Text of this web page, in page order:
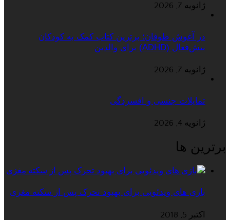
ژانویه 7, 2026
در آغوش طوفان؛ برترین کتاب کمک به کودکان
بیش‌فعال (ADHD) برای والدین
ژانویه 7, 2026
تمایلات جنسی و افسردگی
ژانویه 4, 2026
برترین ها
بازی های ویدئویی برای بهبود تحرک پس از سکته مغزی
اکتبر 5, 2018